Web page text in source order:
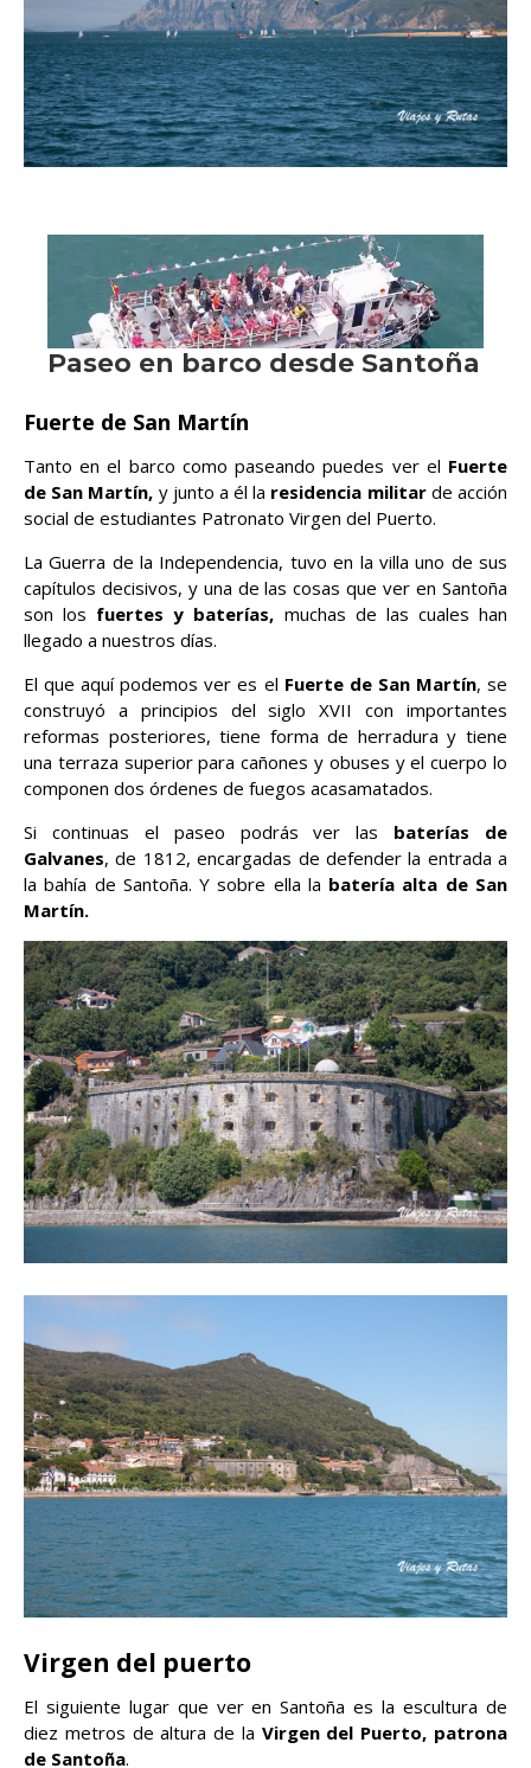
Fuerte de San Martín
Tanto en el barco como paseando puedes ver el Fuerte
de San Martín, y junto a él la residencia militarde acción
social de estudiantes Patronato Virgen del Puerto.
La Guerra de la Independencia, tuvo en la villa uno de sus
capítulos decisivos, y una de las cosas que ver en Santoña
son los fuertes y baterías, muchas de las cuales han
llegado a nuestros días.
El que aquí podemos ver es el Fuerte de San Martín, se
construyó a principios del siglo XVII con importantes
reformas posteriores, tiene forma de herradura y tiene
una terraza superior para cañones y obuses y el cuerpo lo
componen dos órdenes de fuegos acasamatados.
Si continuas el paseo podrás ver las baterías de
Galvanes, de 1812, encargadas de defender la entrada a
la bahía de Santoña. Y sobre ella la batería alta de San
Martín.
Virgen del puerto
El siguiente lugar que ver en Santoña es la escultura de
diez metros de altura de la Virgen del Puerto, patrona
de Santoña.